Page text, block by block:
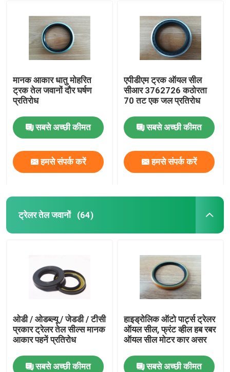
मानक आकार धातु मोहरित
ट्रक तेल जवानों दौर घर्षण
प्रतिरोध
सबसे अच्छी कीमत
हमसे संपर्क करें
एपीडीएम ट्रक ऑयल सील
सीआर 3762726 कठोरता
70 तट एक जल प्रतिरोध
सबसे अच्छी कीमत
हमसे संपर्क करें
ट्रेलर तेल जवानों (64)
ओडी / ओडब्ल्यू / जेडडी / टीसी
प्रकार ट्रेलर तेल सील्स मानक
आकार पहनें प्रतिरोध
सबसे अच्छी कीमत
हाइड्रोलिक ऑटो पार्ट्स ट्रेलर
ऑयल सील, फ्रंट व्हील हब रबर
ऑयल सील मोटर कार असर
सबसे अच्छी कीमत